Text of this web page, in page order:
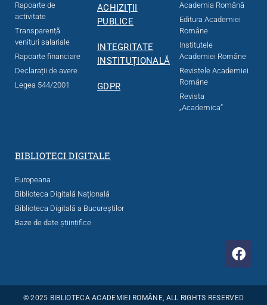
Rapoarte de
activitate
Transparență
venituri salariale
Rapoarte financiare
Declarații de avere
Legea 544/2001
ACHIZIȚII
PUBLICE
INTEGRITATE
INSTITUȚIONALĂ
GDPR
Academia Română
Editura Academiei
Române
Institutele
Academiei Române
Revistele Academiei
Române
Revista
„Academica“
BIBLIOTECI DIGITALE
Europeana
Biblioteca Digitală Națională
Biblioteca Digitală a Bucureștilor
Baze de date științifice
© 2025 BIBLIOTECA ACADEMIEI ROMÂNE, ALL RIGHTS RESERVED